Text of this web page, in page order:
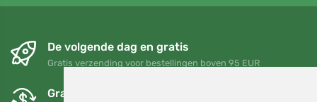
De volgende dag en gratis
Gratis verzending voor bestellingen boven 95 EUR
Gratis ruilen en retourneren